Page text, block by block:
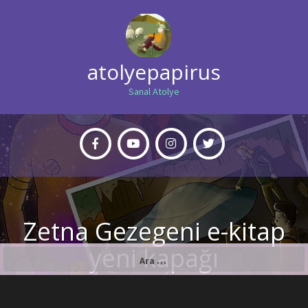
atolyepapirus
Sanal Atolye
Zetna Gezegeni e-kitap
yeni kapağı